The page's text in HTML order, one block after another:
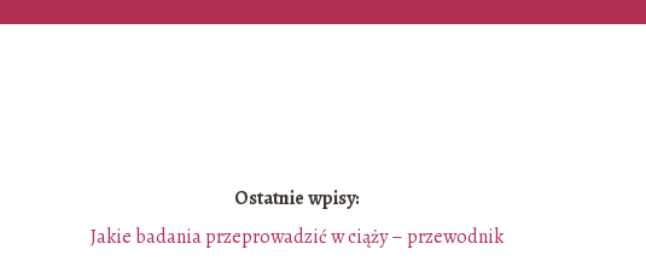
Ostatnie wpisy:
Jakie badania przeprowadzić w ciąży – przewodnik